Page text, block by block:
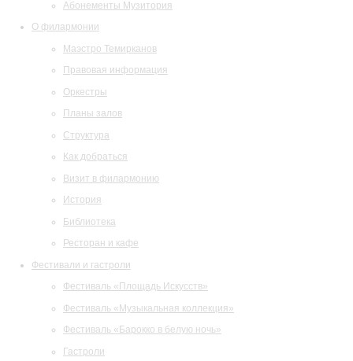
Абонементы Музитория
О филармонии
Маэстро Темирканов
Правовая информация
Оркестры
Планы залов
Структура
Как добраться
Визит в филармонию
История
Библиотека
Ресторан и кафе
Фестивали и гастроли
Фестиваль «Площадь Искусств»
Фестиваль «Музыкальная коллекция»
Фестиваль «Барокко в белую ночь»
Гастроли